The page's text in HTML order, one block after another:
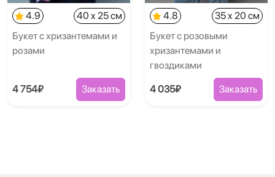
4.9
40 x 25 см
Букет с хризантемами и
розами
4 754₽ Заказать
4.8
35 x 20 см
Букет с розовыми
хризантемами и
гвоздиками
4 035₽ Заказать